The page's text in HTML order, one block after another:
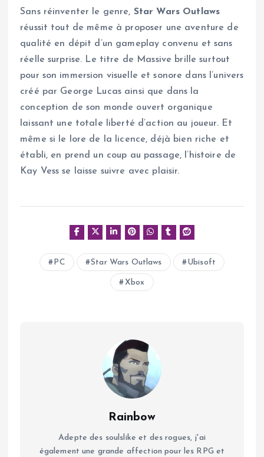
Sans réinventer le genre, Star Wars Outlaws
réussit tout de même à proposer une aventure de
qualité en dépit d’un gameplay convenu et sans
réelle surprise. Le titre de Massive brille surtout
pour son immersion visuelle et sonore dans l’univers
créé par George Lucas ainsi que dans la
conception de son monde ouvert organique
laissant une totale liberté d’action au joueur. Et
même si le lore de la licence, déjà bien riche et
établi, en prend un coup au passage, l’histoire de
Kay Vess se laisse suivre avec plaisir.
PC Star Wars Outlaws Ubisoft
Xbox
Rainbow
Adepte des soulslike et des rogues, j'ai
également une grande affection pour les RPG et